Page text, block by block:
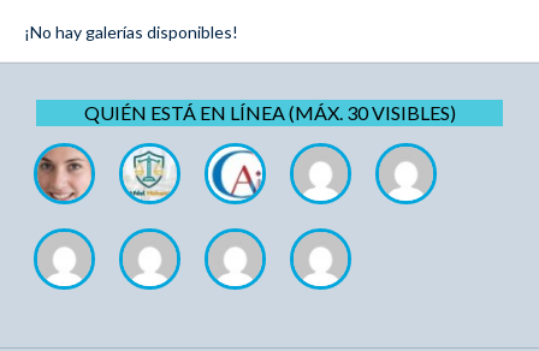
¡No hay galerías disponibles!
QUIÉN ESTÁ EN LÍNEA (MÁX. 30 VISIBLES)